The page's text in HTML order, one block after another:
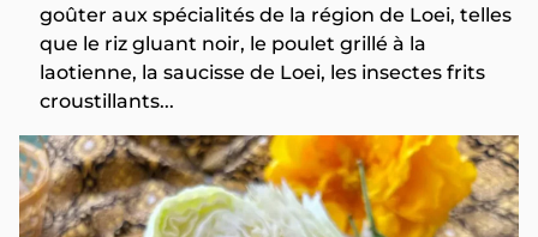
goûter aux spécialités de la région de Loei, telles
que le riz gluant noir, le poulet grillé à la
laotienne, la saucisse de Loei, les insectes frits
croustillants...